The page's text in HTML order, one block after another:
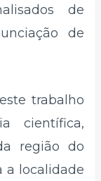
de
de
trabalho
científica,
região do
a localidade